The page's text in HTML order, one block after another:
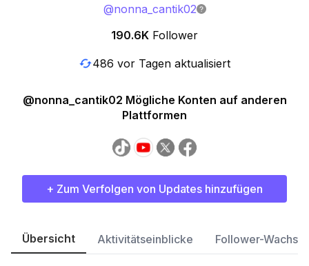
@nonna_cantik02
190.6K Follower
486 vor Tagen aktualisiert
@nonna_cantik02 Mögliche Konten auf anderen
Plattformen
+ Zum Verfolgen von Updates hinzufügen
Übersicht Aktivitätseinblicke Follower-